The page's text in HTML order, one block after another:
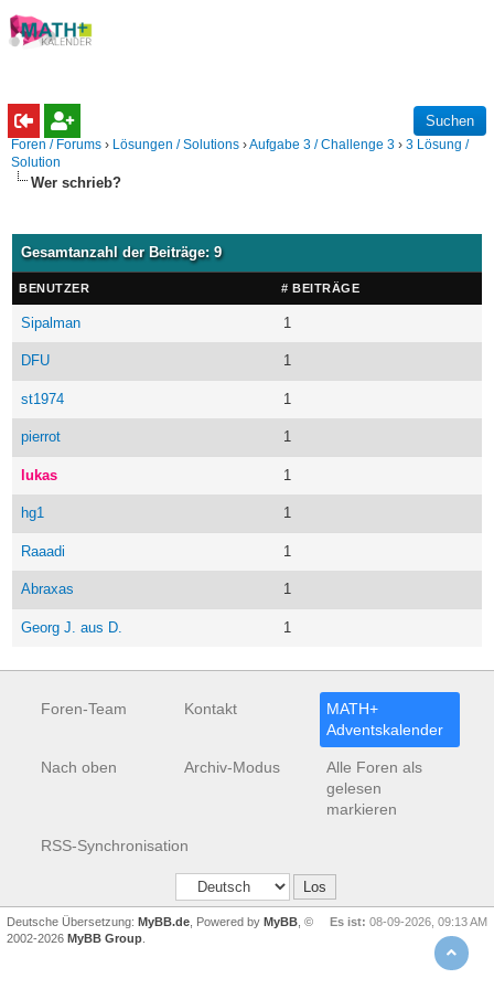
Foren / Forums › Lösungen / Solutions ›Aufgabe 3 / Challenge 3 › 3 Lösung /
Solution
Wer schrieb?
Gesamtanzahl der Beiträge: 9
BENUTZER # BEITRÄGE
Sipalman 1
DFU 1
st1974 1
pierrot 1
lukas 1
hg1 1
Raaadi 1
Abraxas 1
Georg J. aus D. 1
Foren-Team Kontakt
MATH+
Adventskalender
Nach oben Archiv-Modus
Alle Foren als
gelesen
markieren
RSS-Synchronisation
Es ist: 08-09-2026, 09:13 AM
Deutsche Übersetzung: MyBB.de , Powered by MyBB , ©
2002-2026 MyBB Group